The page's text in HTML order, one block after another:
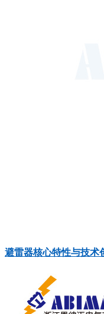
避雷器核心特性与技术